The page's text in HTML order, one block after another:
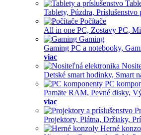
Tablety, Púzdra, Príslušenstvo
Počítače
All in one PC, Zostavy PC,
Gaming
Gaming PC a notebooky,
viac
Detské smart hodinky, Smart
PC
Pamäte RAM, Pevné disky,
viac
Projektory, Plátna, Držiaky,
Herné